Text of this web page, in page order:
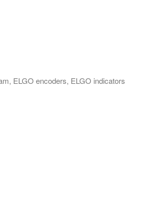
ELGO encoders, ELGO indicators